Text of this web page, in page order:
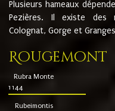
Plusieurs hameaux
Pezières. Il existe des
Colognat, Gorge et
Rougemont
Rubra Monte
1144
Rubeimontis